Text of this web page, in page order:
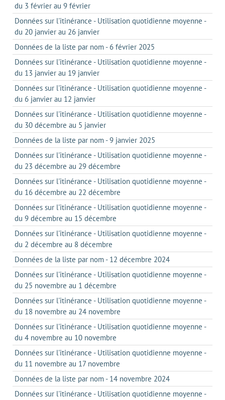
du 3 février au 9 février
Données sur l'itinérance - Utilisation quotidienne moyenne -
du 20 janvier au 26 janvier
Données de la liste par nom - 6 février 2025
Données sur l'itinérance - Utilisation quotidienne moyenne -
du 13 janvier au 19 janvier
Données sur l'itinérance - Utilisation quotidienne moyenne -
du 6 janvier au 12 janvier
Données sur l'itinérance - Utilisation quotidienne moyenne -
du 30 décembre au 5 janvier
Données de la liste par nom - 9 janvier 2025
Données sur l'itinérance - Utilisation quotidienne moyenne -
du 23 décembre au 29 décembre
Données sur l'itinérance - Utilisation quotidienne moyenne -
du 16 décembre au 22 décembre
Données sur l'itinérance - Utilisation quotidienne moyenne -
du 9 décembre au 15 décembre
Données sur l'itinérance - Utilisation quotidienne moyenne -
du 2 décembre au 8 décembre
Données de la liste par nom - 12 décembre 2024
Données sur l'itinérance - Utilisation quotidienne moyenne -
du 25 novembre au 1 décembre
Données sur l'itinérance - Utilisation quotidienne moyenne -
du 18 novembre au 24 novembre
Données sur l'itinérance - Utilisation quotidienne moyenne -
du 4 novembre au 10 novembre
Données sur l'itinérance - Utilisation quotidienne moyenne -
du 11 novembre au 17 novembre
Données de la liste par nom - 14 novembre 2024
Données sur l'itinérance - Utilisation quotidienne moyenne -